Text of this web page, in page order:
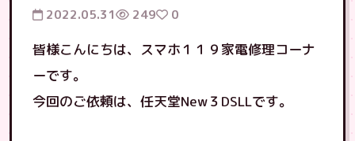
2022.05.31 249 0
皆様こんにちは、スマホ１１９家電修理コーナ
ーです。
今回のご依頼は、任天堂New３DSLLです。